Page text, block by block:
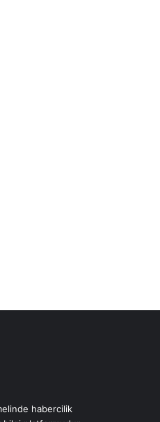
habercilik